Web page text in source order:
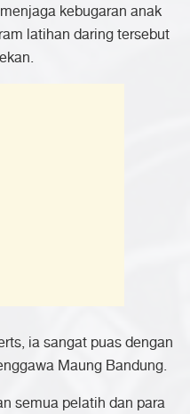
kebugaran anak
latihan daring tersebut
ia sangat puas dengan
Maung Bandung.
semua pelatih dan para